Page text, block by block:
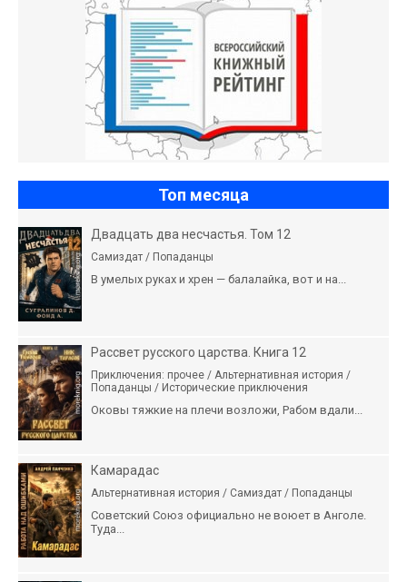
Топ месяца
Двадцать два несчастья. Том 12
Самиздат / Попаданцы
В умелых руках и хрен — балалайка, вот и на...
Рассвет русского царства. Книга 12
Приключения: прочее / Альтернативная история /
Попаданцы / Исторические приключения
Оковы тяжкие на плечи возложи, Рабом вдали...
Камарадас
Альтернативная история / Самиздат / Попаданцы
Советский Союз официально не воюет в Анголе.
Туда...